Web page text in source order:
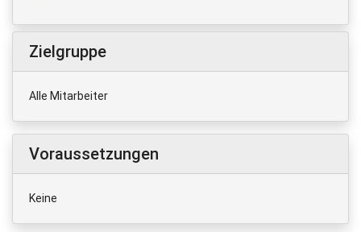
Zielgruppe
Alle Mitarbeiter
Voraussetzungen
Keine